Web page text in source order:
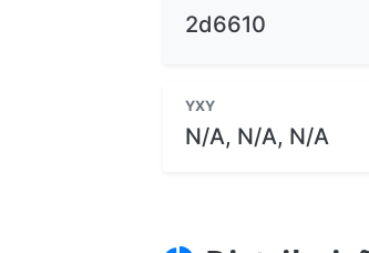
2d6610
YXY
N/A, N/A, N/A